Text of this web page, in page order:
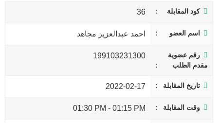
كود المقابلة 36
اسم العضو احمد عبدالعزيز مجاهد
رقم عضوية
مقدم الطلب
199103231300
تاريخ المقابلة 2022-02-17
وقت المقابلة 01:15 PM
-
01:30 PM